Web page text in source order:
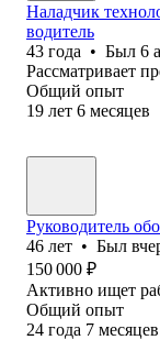
Наладчик
водитель
43 года • Был 6
Рассматривает
Общий опыт
19 лет 6 месяцев
Руководитель
46 лет • Был
150 000 ₽
Активно ищет
Общий опыт
24 года 7 месяцев